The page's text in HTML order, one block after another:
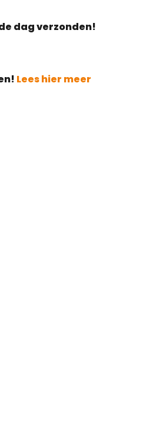
dag verzonden!
Lees hier meer